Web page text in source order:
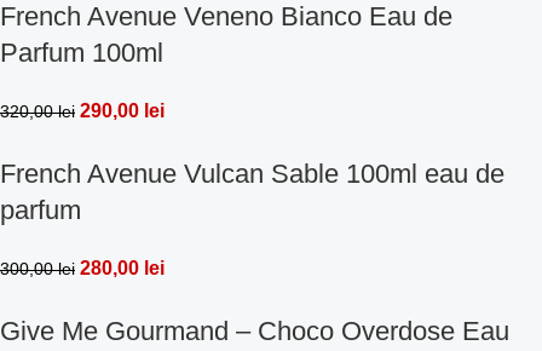
French Avenue Veneno Bianco Eau de
Parfum 100ml
320,00lei 290,00 lei
French Avenue Vulcan Sable 100ml eau de
parfum
300,00lei 280,00 lei
Give Me Gourmand – Choco Overdose Eau